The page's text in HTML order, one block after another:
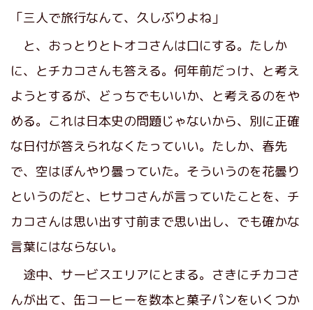
「三人で旅行なんて、久しぶりよね」
と、おっとりとトオコさんは口にする。たしか
に、とチカコさんも答える。何年前だっけ、と考え
ようとするが、どっちでもいいか、と考えるのをや
める。これは日本史の問題じゃないから、別に正確
な日付が答えられなくたっていい。たしか、春先
で、空はぼんやり曇っていた。そういうのを花曇り
というのだと、ヒサコさんが言っていたことを、チ
カコさんは思い出す寸前まで思い出し、でも確かな
言葉にはならない。
途中、サービスエリアにとまる。さきにチカコさ
んが出て、缶コーヒーを数本と菓子パンをいくつか